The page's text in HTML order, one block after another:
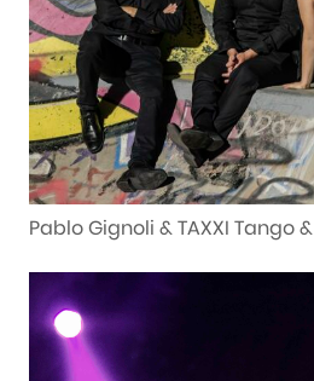
Pablo Gignoli & TAXXI Tango &